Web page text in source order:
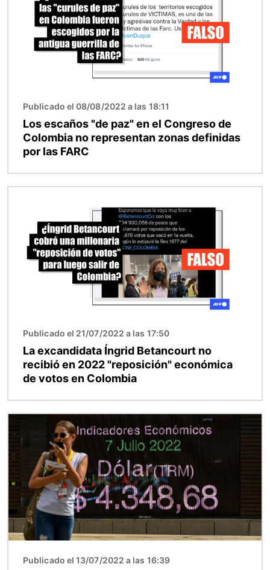
Publicado el 08/08/2022 a las 18:11
Los escaños "de paz" en el Congreso de
Colombia no representan zonas definidas
por las FARC
Publicado el 21/07/2022 a las 17:50
La excandidata Íngrid Betancourt no
recibió en 2022 "reposición" económica
de votos en Colombia
Publicado el 13/07/2022 a las 16:39